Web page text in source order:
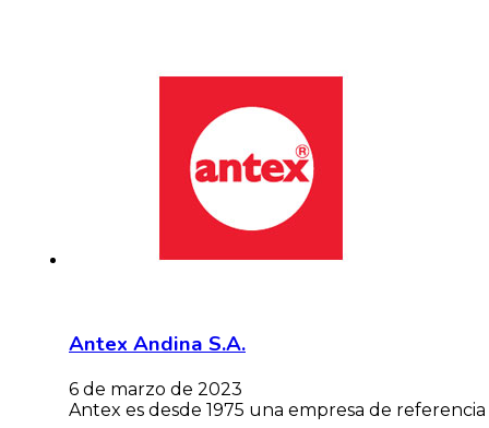
Antex Andina S.A.
6 de marzo de 2023
Antex es desde 1975 una empresa de